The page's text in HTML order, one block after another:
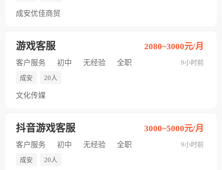
成安优佳商贸
游戏客服
9小时前
2080~3000元/月
客户服务 初中 无经验 全职
成安 20人
文化传媒
抖音游戏客服
9小时前
3000~5000元/月
客户服务 初中 无经验 全职
成安 20人